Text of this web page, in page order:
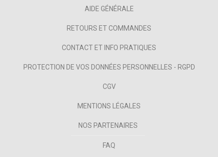
AIDE GÉNÉRALE
RETOURS ET COMMANDES
CONTACT ET INFO PRATIQUES
PROTECTION DE VOS DONNÉES PERSONNELLES - RGPD
CGV
MENTIONS LÉGALES
NOS PARTENAIRES
FAQ